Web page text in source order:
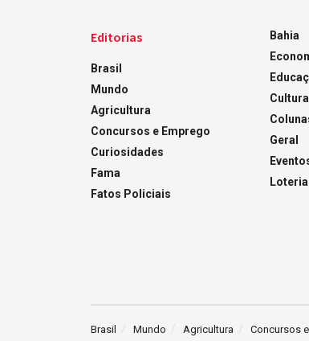
Editorias
Brasil
Mundo
Agricultura
Concursos e Emprego
Curiosidades
Fama
Fatos Policiais
Bahia
Cultura
Geral
Brasil Mundo Agricultura Concursos